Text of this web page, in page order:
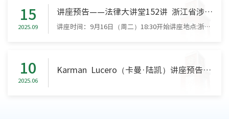
15
2025.09
讲座预告——法律大讲堂152讲 浙江省涉外法治人才协同培养创新基地系列讲座暨数据法沙龙第7讲
讲座时间：9月16日（周二）18:30开始讲座地点:浙江理工大学临平校区6A号楼527会议室讲座题目：1）AI, Legal Education and Legal Method(Prof. Möllers）2）The Conflict between the Employer's Right to Ask Questions and the Employee's Interest in Confidentiality（Prof. Maties)Speakers Introduction /嘉宾介绍1.Prof. Thomas MöllersUniversity of Augsburg, GermanyChair of Civil Law, Business Law, European Law,...
10
2025.06
Karman Lucero（卡曼·陆凯）讲座预告——全球人工智能治理与挑战